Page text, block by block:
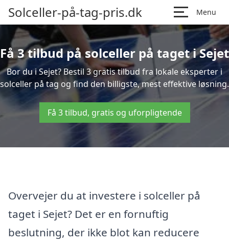
Solceller-på-tag-pris.dk Menu
Få 3 tilbud på solceller på taget i Sejet
Bor du i Sejet? Bestil 3 gratis tilbud fra lokale eksperter i
solceller på tag og find den billigste, mest effektive løsning.
Få 3 tilbud, gratis og uforpligtende
Overvejer du at investere i solceller på
taget i Sejet? Det er en fornuftig
beslutning, der ikke blot kan reducere